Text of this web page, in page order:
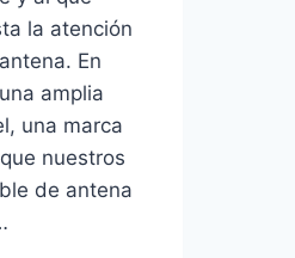
la atención
En
amplia
una marca
nuestros
de antena